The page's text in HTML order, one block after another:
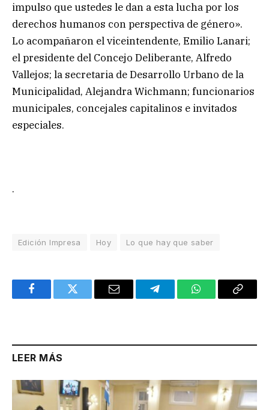
impulso que ustedes le dan a esta lucha por los
derechos humanos con perspectiva de género».
Lo acompañaron el viceintendente, Emilio Lanari;
el presidente del Concejo Deliberante, Alfredo
Vallejos; la secretaria de Desarrollo Urbano de la
Municipalidad, Alejandra Wichmann; funcionarios
municipales, concejales capitalinos e invitados
especiales.
.
Edición Impresa Hoy Lo que hay que saber
FacebookTwitter Email TelegramWhatsAppCopy
LEER MÁS